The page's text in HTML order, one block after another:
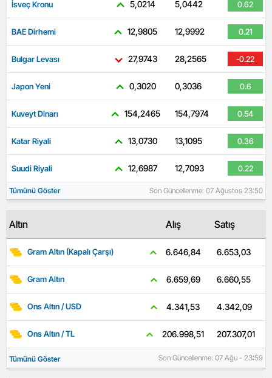
İsveç Kronu 5,0214 5,0442 0.62
BAE Dirhemi 12,9805 12,9992 0.21
Bulgar Levası 27,9743 28,2565 -0.22
Japon Yeni 0,3020 0,3036 0.6
Kuveyt Dinarı 154,2465 154,7974 0.54
Katar Riyali 13,0730 13,1095 0.36
Suudi Riyali 12,6987 12,7093 0.22
Tümünü Göster Son Güncellenme: 07 Ağustos 23:50
Altın Alış Satış
Gram Altın (Kapalı Çarşı) 6.646,84 6.653,03
Gram Altın 6.659,69 6.660,55
Ons Altın / USD 4.341,53 4.342,09
Ons Altın / TL 206.998,51 207.307,01
Tümünü Göster Son Güncellenme: 07 Ağu - 23:59